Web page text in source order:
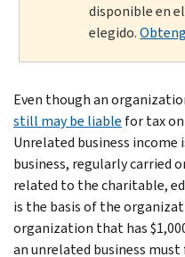
disponible en
elegido.
Even though an
still may be liable for tax
Unrelated business
business, regularly carried
related to the charitable,
is the basis of the
organization that has
an unrelated business must